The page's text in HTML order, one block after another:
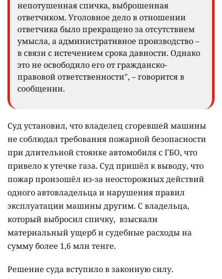
непотушенная спичка, выброшенная
ответчиком. Уголовное дело в отношении
ответчика было прекращено за отсутствием
умысла, а административное производство –
в связи с истечением срока давности. Однако
это не освободило его от гражданско-
правовой ответственности", – говорится в
сообщении.
Суд установил, что владелец сгоревшей машины
не соблюдал требования пожарной безопасности
при длительной стоянке автомобиля с ГБО, что
привело к утечке газа. Суд пришёл к выводу, что
пожар произошёл из-за неосторожных действий
одного автовладельца и нарушения правил
эксплуатации машины другим. С владельца,
который выбросил спичку, взыскали
материальный ущерб и судебные расходы на
сумму более 1,6 млн тенге.
Решение суда вступило в законную силу.